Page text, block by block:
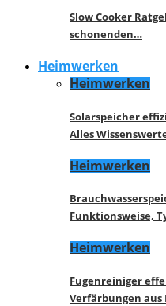
Slow Cooker
schonenden…
Heimwerken
Heimwerken
Solarspeicher
Alles
Heimwerken
Funktionsweise,
Heimwerken
Fugenreiniger
Verfärbungen aus